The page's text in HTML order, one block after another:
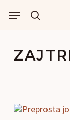
išči
Menu